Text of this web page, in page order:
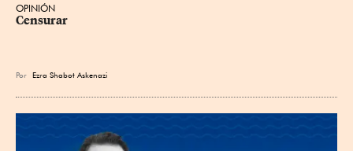
OPINIÓN
Censurar
Por Ezra Shabot Askenazi